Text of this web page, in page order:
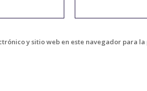
y sitio web en este navegador para